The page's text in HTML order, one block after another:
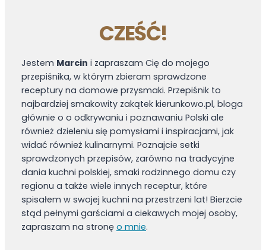
n
ie
P
r
z
e
p
i
s
j
a
k
u
b
a
CZEŚĆ!
Jestem Marcin i zapraszam Cię do mojego
przepiśnika, w którym zbieram sprawdzone
receptury na domowe przysmaki. Przepiśnik to
najbardziej smakowity zakątek kierunkowo.pl, bloga
głównie o o odkrywaniu i poznawaniu Polski ale
również dzieleniu się pomysłami i inspiracjami, jak
widać również kulinarnymi. Poznajcie setki
sprawdzonych przepisów, zarówno na tradycyjne
dania kuchni polskiej, smaki rodzinnego domu czy
regionu a także wiele innych receptur, które
spisałem w swojej kuchni na przestrzeni lat! Bierzcie
stąd pełnymi garściami a ciekawych mojej osoby,
zapraszam na stronę o mnie.